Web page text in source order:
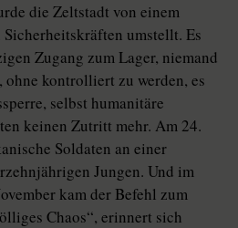
die Zeltstadt von einem
umstellt. Es
Zugang zum Lager, niemand
ohne kontrolliert zu werden, es
selbst humanitäre
keinen Zutritt mehr. Am 24.
Soldaten an einer
Jungen. Und im
kam der Befehl zum
Chaos“, erinnert sich